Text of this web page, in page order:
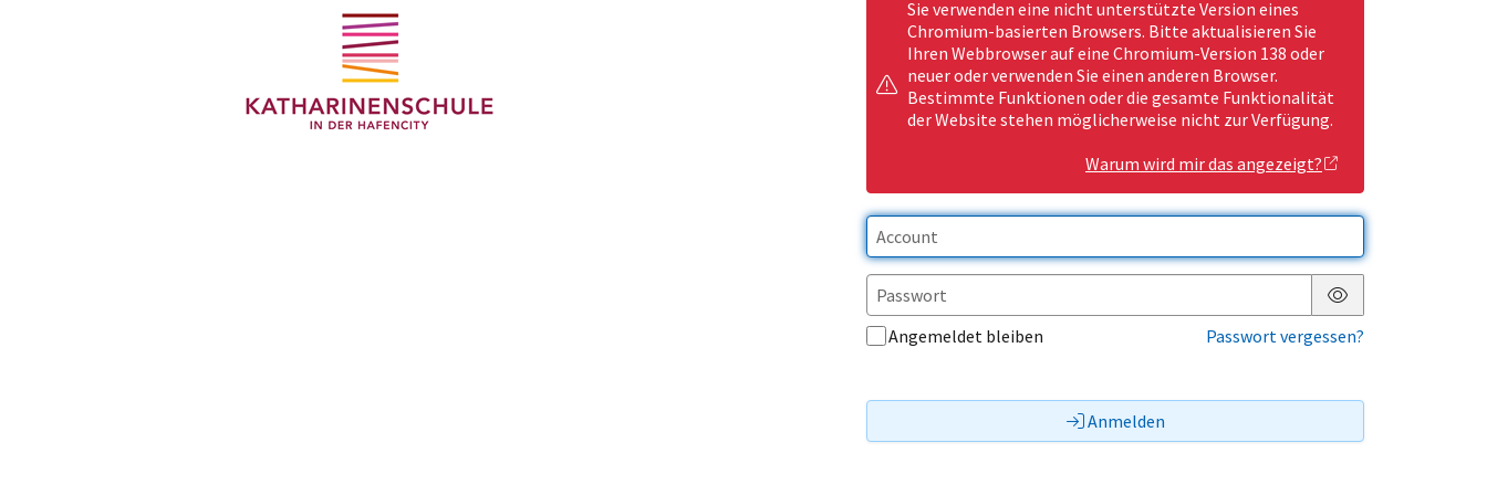
Sie verwenden eine nicht unterstützte Version eines
Chromium-basierten Browsers. Bitte aktualisieren Sie
Ihren Webbrowser auf eine Chromium-Version 138 oder
neuer oder verwenden Sie einen anderen Browser.
Bestimmte Funktionen oder die gesamte Funktionalität
der Website stehen möglicherweise nicht zur Verfügung.
Warum wird mir das angezeigt?
Passwort anzeigen
Angemeldet bleiben
Passwort vergessen?
Anmelden